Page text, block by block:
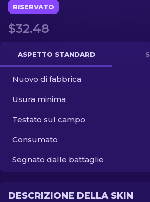
Coltelli
Guanto
Casse
Altro
RISERVATO
$32.48
ASPETTO STANDARD
Nuovo di fabbrica
Usura minima
Testato sul campo
Consumato
Segnato dalle battaglie
DESCRIZIONE DELLA SKIN